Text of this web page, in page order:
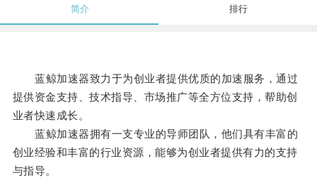
简介 排行
蓝鲸加速器致力于为创业者提供优质的加速服务，通过
提供资金支持、技术指导、市场推广等全方位支持，帮助创
业者快速成长。
蓝鲸加速器拥有一支专业的导师团队，他们具有丰富的
创业经验和丰富的行业资源，能够为创业者提供有力的支持
与指导。